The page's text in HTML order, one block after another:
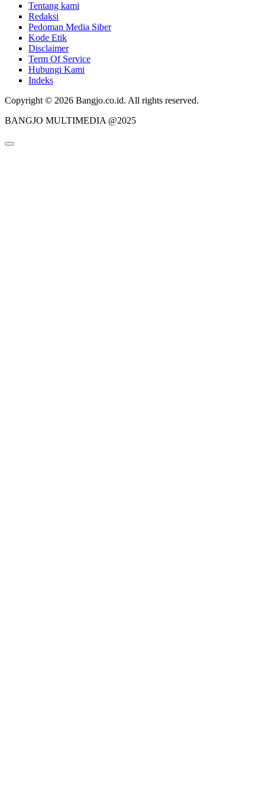
Tentang kami
Redaksi
Pedoman Media Siber
Kode Etik
Disclaimer
Term Of Service
Hubungi Kami
Indeks
Copyright © 2026 Bangjo.co.id. All rights reserved.
BANGJO MULTIMEDIA @2025